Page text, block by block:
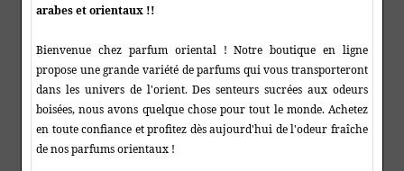
arabes et orientaux !!
Bienvenue chez parfum oriental ! Notre boutique en ligne
propose une grande variété de parfums qui vous transporteront
dans les univers de l'orient. Des senteurs sucrées aux odeurs
boisées, nous avons quelque chose pour tout le monde. Achetez
en toute confiance et profitez dès aujourd'hui de l'odeur fraîche
de nos parfums orientaux !